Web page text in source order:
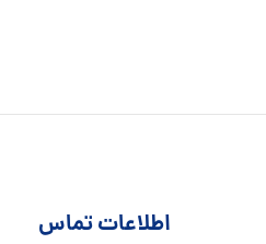
اطلاعات تماس